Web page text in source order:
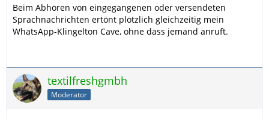
Beim Abhören von eingegangenen oder versendeten
Sprachnachrichten ertönt plötzlich gleichzeitig mein
WhatsApp-Klingelton Cave, ohne dass jemand anruft.
textilfreshgmbh
Moderator